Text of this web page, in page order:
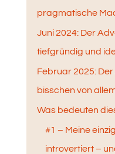
pragmatische
Juni 2024: Der
tiefgründig und
Februar 2025: Der
bisschen von
Was bedeuten
#1 – Meine
introvertiert –